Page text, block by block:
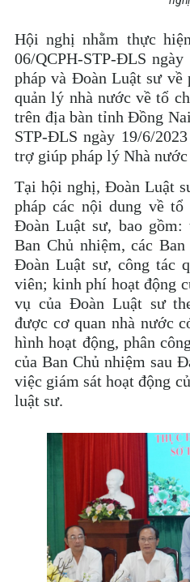
Hội nghị nhằm thực
06/QCPH-STP-ĐLS
pháp và Đoàn Luật sư về
quản lý nhà nước về tổ
trên địa bàn tỉnh Đồng
STP-ĐLS ngày 19/6/
trợ giúp pháp lý Nhà
Tại hội nghị, Đoàn Luật
pháp các nội dung về tổ
Đoàn Luật sư, bao gồm:
Ban Chủ nhiệm, các
Đoàn Luật sư, công tác
viên; kinh phí hoạt động
vụ của Đoàn Luật sư
được cơ quan nhà nước
hình hoạt động, phân
của Ban Chủ nhiệm sau
việc giám sát hoạt động
luật sư.